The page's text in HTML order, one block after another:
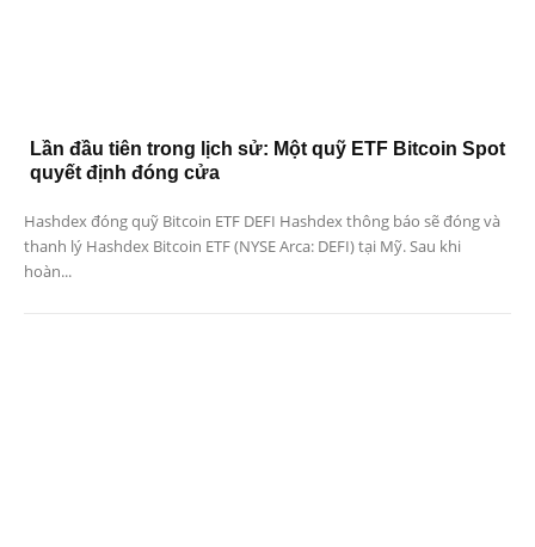
Lần đầu tiên trong lịch sử: Một quỹ ETF Bitcoin Spot
quyết định đóng cửa
Hashdex đóng quỹ Bitcoin ETF DEFI Hashdex thông báo sẽ đóng và
thanh lý Hashdex Bitcoin ETF (NYSE Arca: DEFI) tại Mỹ. Sau khi
hoàn...